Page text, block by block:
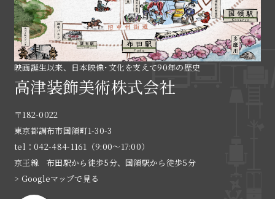
映画誕生以来、日本映像･文化を支えて90年の歴史
高津装飾美術株式会社
〒182-0022
東京都調布市国領町1-30-3
tel：042-484-1161（9:00〜17:00）
京王線 布田駅から徒歩5分、国領駅から徒歩5分
> Googleマップで見る